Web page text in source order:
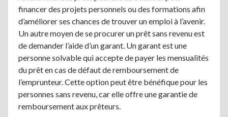
financer des projets personnels ou des formations afin
d’améliorer ses chances de trouver un emploi à l’avenir.
Un autre moyen de se procurer un prêt sans revenu est
de demander l’aide d’un garant. Un garant est une
personne solvable qui accepte de payer les mensualités
du prêt en cas de défaut de remboursement de
l’emprunteur. Cette option peut être bénéfique pour les
personnes sans revenu, car elle offre une garantie de
remboursement aux prêteurs.